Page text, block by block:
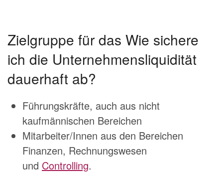
Zielgruppe für das Wie sichere
ich die Unternehmensliquidität
dauerhaft ab?
Führungskräfte, auch aus nicht
kaufmännischen Bereichen
Mitarbeiter/Innen aus den Bereichen
Finanzen, Rechnungswesen
und Controlling.